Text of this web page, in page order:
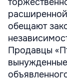
обещают
Продавцы